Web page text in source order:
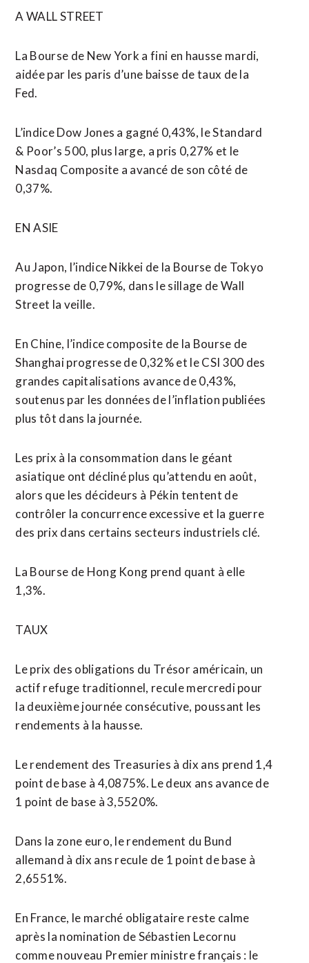
A WALL STREET
La Bourse de New York a fini en hausse mardi,
aidée par les paris d’une baisse de taux de la
Fed.
L’indice Dow Jones a gagné 0,43%, le Standard
& Poor’s 500, plus large, a pris 0,27% et le
Nasdaq Composite a avancé de son côté de
0,37%.
EN ASIE
Au Japon, l’indice Nikkei de la Bourse de Tokyo
progresse de 0,79%, dans le sillage de Wall
Street la veille.
En Chine, l’indice composite de la Bourse de
Shanghai progresse de 0,32% et le CSI 300 des
grandes capitalisations avance de 0,43%,
soutenus par les données de l’inflation publiées
plus tôt dans la journée.
Les prix à la consommation dans le géant
asiatique ont décliné plus qu’attendu en août,
alors que les décideurs à Pékin tentent de
contrôler la concurrence excessive et la guerre
des prix dans certains secteurs industriels clé.
La Bourse de Hong Kong prend quant à elle
1,3%.
TAUX
Le prix des obligations du Trésor américain, un
actif refuge traditionnel, recule mercredi pour
la deuxième journée consécutive, poussant les
rendements à la hausse.
Le rendement des Treasuries à dix ans prend 1,4
point de base à 4,0875%. Le deux ans avance de
1 point de base à 3,5520%.
Dans la zone euro, le rendement du Bund
allemand à dix ans recule de 1 point de base à
2,6551%.
En France, le marché obligataire reste calme
après la nomination de Sébastien Lecornu
comme nouveau Premier ministre français : le